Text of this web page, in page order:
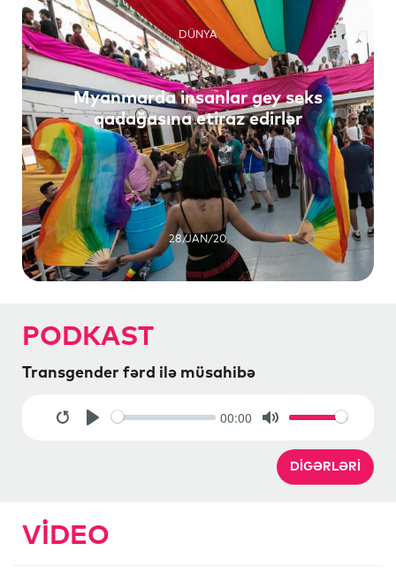
DÜNYA
Myanmarda insanlar gey seks
qadağasına etiraz edirlər
28/JAN/20
PODKAST
Transgender fərd ilə müsahibə
00:00
DIGƏRLƏRI
VIDEO